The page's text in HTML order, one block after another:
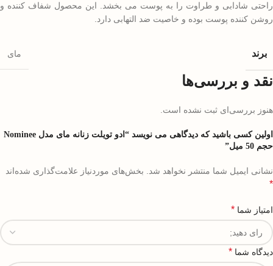
راحتی شادابی و طراوت را به پوست می بخشد. این محصول شفاف کننده و
روشن کننده پوست بوده و خاصیت ضد التهابی دارد.
برند مای
نقد و بررسی‌ها
هنوز بررسی‌ای ثبت نشده است.
اولین کسی باشید که دیدگاهی می نویسد “ادو تویلت زنانه مای مدل Nominee
حجم 50 میل”
نشانی ایمیل شما منتشر نخواهد شد. بخش‌های موردنیاز علامت‌گذاری شده‌اند
*
امتیاز شما *
دیدگاه شما *